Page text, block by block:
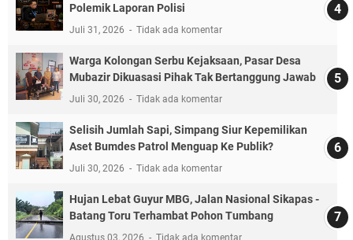
Polemik Laporan Polisi
Juli 31, 2026 Tidak ada komentar
Warga Kolongan Serbu Kejaksaan, Pasar Desa
Mubazir Dikuasasi Pihak Tak Bertanggung Jawab
Juli 30, 2026 Tidak ada komentar
Selisih Jumlah Sapi, Simpang Siur Kepemilikan
Aset Bumdes Patrol Menguap Ke Publik?
Juli 30, 2026 Tidak ada komentar
Hujan Lebat Guyur MBG, Jalan Nasional Sikapas -
Batang Toru Terhambat Pohon Tumbang
Agustus 03, 2026 Tidak ada komentar